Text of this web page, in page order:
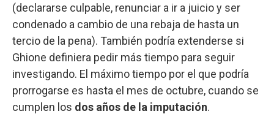
(declararse culpable, renunciar a ir a juicio y ser
condenado a cambio de una rebaja de hasta un
tercio de la pena). También podría extenderse si
Ghione definiera pedir más tiempo para seguir
investigando. El máximo tiempo por el que podría
prorrogarse es hasta el mes de octubre, cuando se
cumplen los dos años de la imputación.